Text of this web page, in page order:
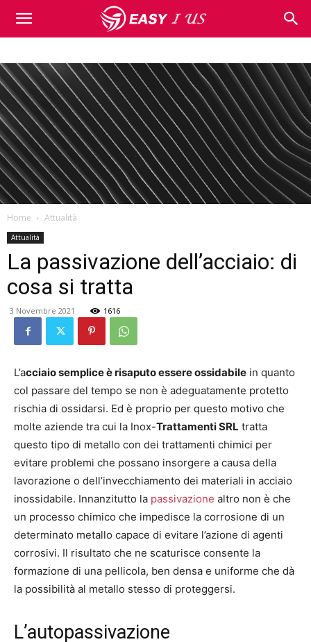
Home Attualità
Attualità
La passivazione dell’acciaio: di
cosa si tratta
3 Novembre 2021 1616
L’acciaio semplice è risaputo essere ossidabile in quanto
col passare del tempo se non è adeguatamente protetto
rischia di ossidarsi. Ed è proprio per questo motivo che
molte aziende tra cui la Inox-Trattamenti SRL tratta
questo tipo di metallo con dei trattamenti chimici per
evitare problemi che possano insorgere a causa della
lavorazione o dell’invecchiamento dei materiali in acciaio
inossidabile. Innanzitutto la passivazione altro non è che
un processo chimico che impedisce la corrosione di un
determinato metallo capace di evitare l’azione di agenti
corrosivi. Il risultato che ne scaturisce consente la
formazione di una pellicola, ben densa e uniforme che dà
la possibilità al metallo stesso di proteggersi.
L’autopassivazione